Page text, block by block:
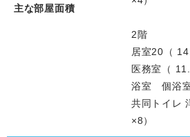
主な部屋面積
2階
居室20（
医務室（
浴室 個浴
共同トイレ
×8）